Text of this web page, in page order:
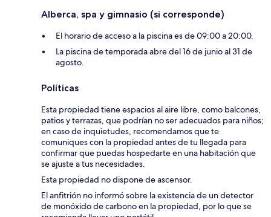
Alberca, spa y gimnasio (si corresponde)
El horario de acceso a la piscina es de 09:00 a 20:00.
La piscina de temporada abre del 16 de junio al 31 de
agosto.
Políticas
Esta propiedad tiene espacios al aire libre, como balcones,
patios y terrazas, que podrían no ser adecuados para niños;
en caso de inquietudes, recomendamos que te
comuniques con la propiedad antes de tu llegada para
confirmar que puedas hospedarte en una habitación que
se ajuste a tus necesidades.
Esta propiedad no dispone de ascensor.
El anfitrión no informó sobre la existencia de un detector
de monóxido de carbono en la propiedad, por lo que se